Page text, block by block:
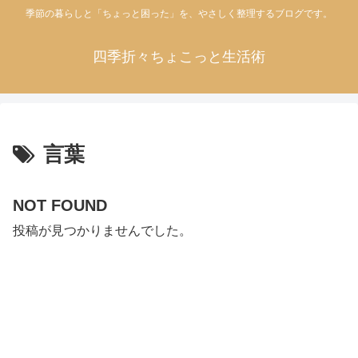
季節の暮らしと「ちょっと困った」を、やさしく整理するブログです。
四季折々ちょこっと生活術
言葉
NOT FOUND
投稿が見つかりませんでした。